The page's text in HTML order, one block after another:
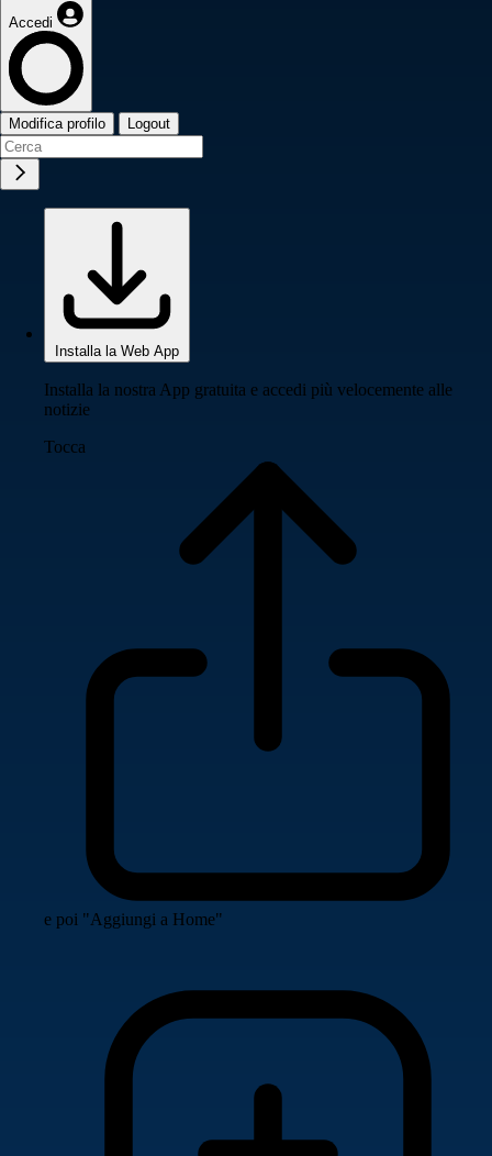
Accedi
Modifica profilo Logout
Installa la Web App
Installa la nostra App gratuita e accedi più velocemente alle
notizie
Tocca
e poi "Aggiungi a Home"